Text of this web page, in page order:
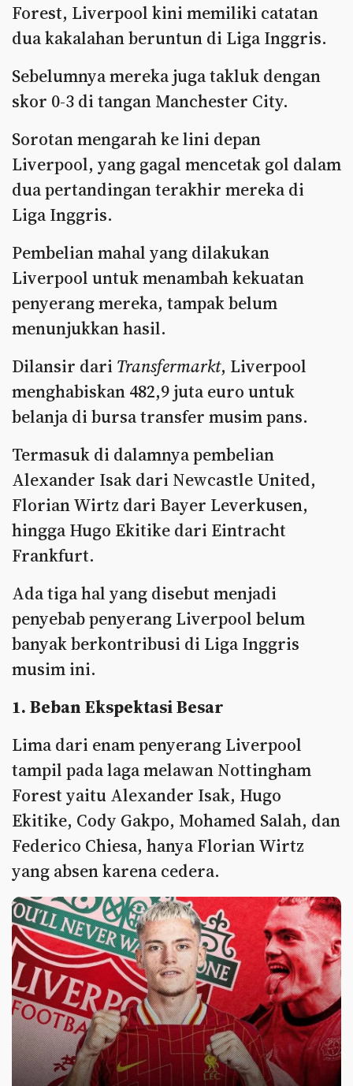
Forest, Liverpool kini memiliki catatan
dua kakalahan beruntun di Liga Inggris.
Sebelumnya mereka juga takluk dengan
skor 0-3 di tangan Manchester City.
Sorotan mengarah ke lini depan
Liverpool, yang gagal mencetak gol dalam
dua pertandingan terakhir mereka di
Liga Inggris.
Pembelian mahal yang dilakukan
Liverpool untuk menambah kekuatan
penyerang mereka, tampak belum
menunjukkan hasil.
Dilansir dari Transfermarkt, Liverpool
menghabiskan 482,9 juta euro untuk
belanja di bursa transfer musim pans.
Termasuk di dalamnya pembelian
Alexander Isak dari Newcastle United,
Florian Wirtz dari Bayer Leverkusen,
hingga Hugo Ekitike dari Eintracht
Frankfurt.
Ada tiga hal yang disebut menjadi
penyebab penyerang Liverpool belum
banyak berkontribusi di Liga Inggris
musim ini.
1. Beban Ekspektasi Besar
Lima dari enam penyerang Liverpool
tampil pada laga melawan Nottingham
Forest yaitu Alexander Isak, Hugo
Ekitike, Cody Gakpo, Mohamed Salah, dan
Federico Chiesa, hanya Florian Wirtz
yang absen karena cedera.